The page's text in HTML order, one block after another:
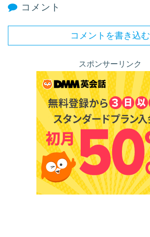
コメント
コメントを書き込む
スポンサーリンク